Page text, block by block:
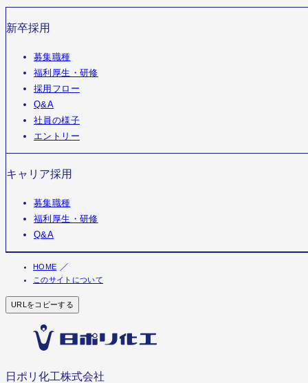
新卒採用
募集職種
福利厚生・研修
採用フロー
Q&A
社員の様子
エントリー
キャリア採用
募集職種
福利厚生・研修
Q&A
HOME
このサイトについて
URLをコピーする
日ポリ化工株式会社